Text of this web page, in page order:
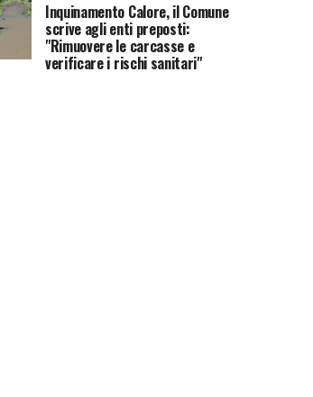
Inquinamento Calore, il Comune
scrive agli enti preposti:
"Rimuovere le carcasse e
verificare i rischi sanitari"